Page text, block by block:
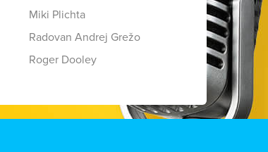
Miki Plichta
Radovan Andrej Grežo
Roger Dooley